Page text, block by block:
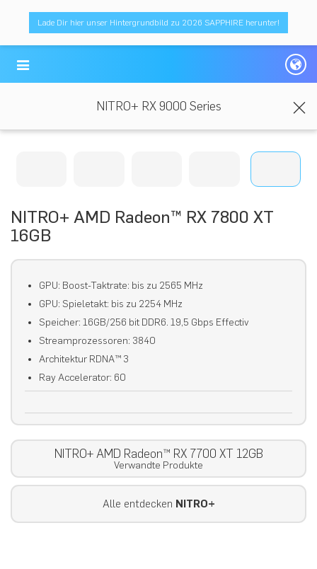
Lade Dir hier unser Hintergrundbild zu 2026 SAPPHIRE herunter!
NITRO+ RX 9000 Series
NITRO+ AMD Radeon™ RX 7800 XT
16GB
GPU: Boost-Taktrate: bis zu 2565 MHz
GPU: Spieletakt: bis zu 2254 MHz
Speicher: 16GB/256 bit DDR6. 19,5 Gbps Effectiv
Streamprozessoren: 3840
Architektur RDNA™ 3
Ray Accelerator: 60
NITRO+ AMD Radeon™ RX 7700 XT 12GB
Verwandte Produkte
Alle entdecken NITRO+